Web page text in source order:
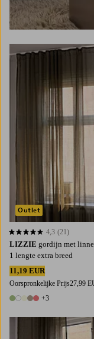
LIZZIE gordijn met
1 lengte extra breed
11,19 EUR
Oorspronkelijke Prijs27,99
8 kleuren
+3
4,3 op basis van 21
4,3 (21)
Outlet